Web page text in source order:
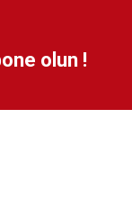
olun !